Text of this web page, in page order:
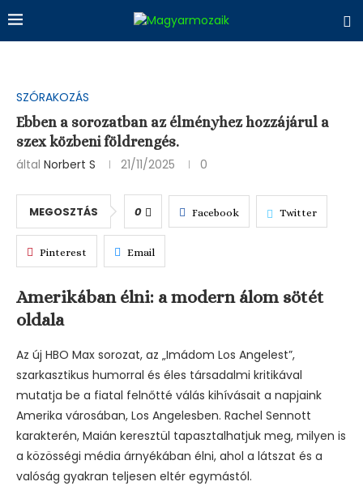
SZÓRAKOZÁS
Ebben a sorozatban az élményhez hozzájárul a
szex közbeni földrengés.
által Norbert S 21/11/2025 0
MEGOSZTÁS 0 Facebook Twitter
Pinterest Email
Amerikában élni: a modern álom sötét
oldala
Az új HBO Max sorozat, az „Imádom Los Angelest”,
szarkasztikus humorral és éles társadalmi kritikával
mutatja be a fiatal felnőtté válás kihívásait a napjaink
Amerika városában, Los Angelesben. Rachel Sennott
karakterén, Maián keresztül tapasztalhatjuk meg, milyen is
a közösségi média árnyékában élni, ahol a látszat és a
valóság gyakran teljesen eltér egymástól.